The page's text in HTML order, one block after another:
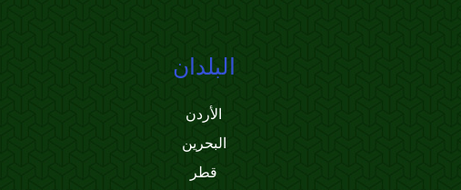
البلدان
الأردن
البحرين
قطر